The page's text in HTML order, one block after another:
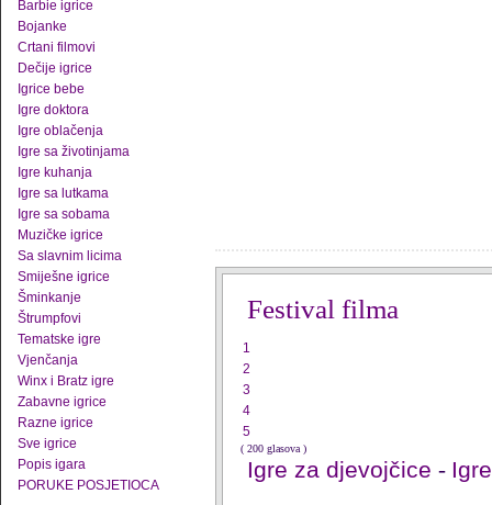
Barbie igrice
Bojanke
Crtani filmovi
Dečije igrice
Igrice bebe
Igre doktora
Igre oblačenja
Igre sa životinjama
Igre kuhanja
Igre sa lutkama
Igre sa sobama
Muzičke igrice
Sa slavnim licima
Smiješne igrice
Šminkanje
Štrumpfovi
Tematske igre
Vjenčanja
Winx i Bratz igre
Zabavne igrice
Razne igrice
Sve igrice
Popis igara
PORUKE POSJETIOCA
Festival filma
1
2
3
4
5
( 200 glasova )
Igre za djevojčice -